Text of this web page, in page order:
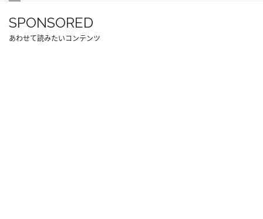
SPONSORED
あわせて読みたいコンテンツ